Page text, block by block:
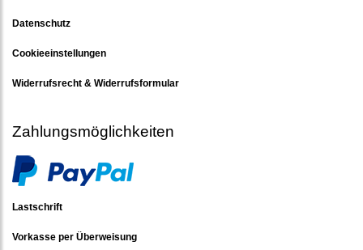
Datenschutz
Cookieeinstellungen
Widerrufsrecht & Widerrufsformular
Zahlungsmöglichkeiten
Lastschrift
Vorkasse per Überweisung